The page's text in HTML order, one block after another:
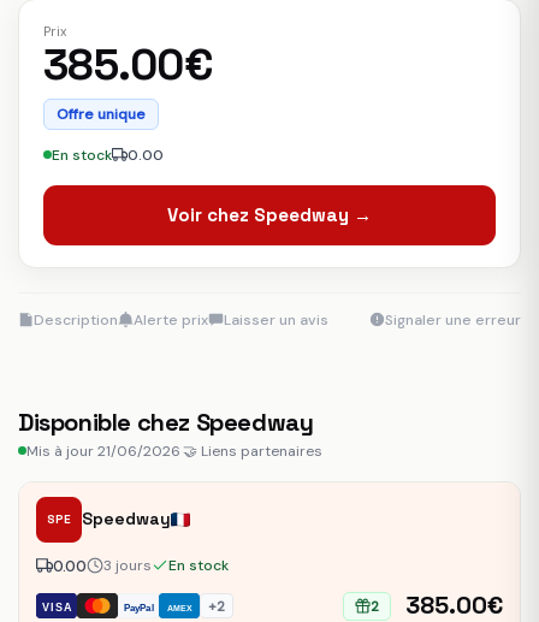
Prix
385.00€
Offre unique
En stock 0.00
Voir chez Speedway →
Description Alerte prix Laisser un avis Signaler une erreur
Disponible chez Speedway
Mis à jour 21/06/2026🤝 Liens partenaires
SPE Speedway
VISA PayPal AMEX +2
0.00 3 jours En stock
2 385.00€